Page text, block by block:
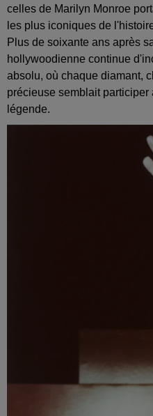
celles de Marilyn Monroe
les plus iconiques de
Plus de soixante ans après
hollywoodienne continue
absolu, où chaque diamant,
précieuse semblait participer
légende.